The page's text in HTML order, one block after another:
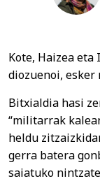
Kote, Haizea
diozuenoi, esker
Bitxialdia hasi
“militarrak
heldu
gerra batera
saiatuko